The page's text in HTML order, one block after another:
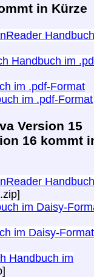
in Kürze
Handbuch
Handbuch im
im .pdf-Format
im .pdf-Format
Version 15
16 kommt
Handbuch
im Daisy-
im Daisy-Format
Handbuch im